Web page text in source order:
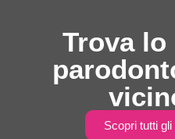
Trova
Scopri tutti